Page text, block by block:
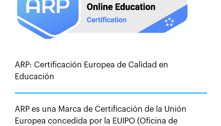
ARP: Certificación Europea de Calidad en
Educación
ARP es una Marca de Certificación de la Unión
Europea concedida por la EUIPO (Oficina de